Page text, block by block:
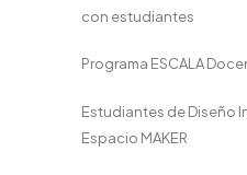
con estudiantes
Programa ESCALA
Estudiantes de Diseño
Espacio MAKER